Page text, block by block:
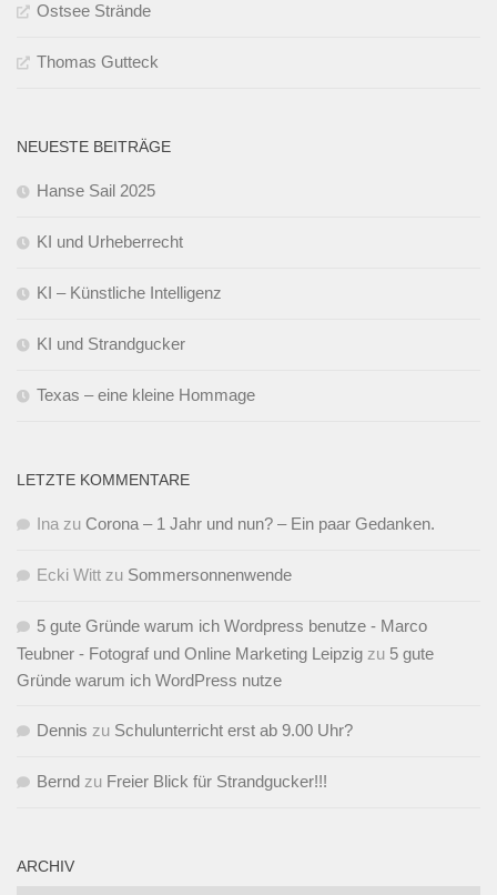
Ostsee Strände
Thomas Gutteck
NEUESTE BEITRÄGE
Hanse Sail 2025
KI und Urheberrecht
KI – Künstliche Intelligenz
KI und Strandgucker
Texas – eine kleine Hommage
LETZTE KOMMENTARE
Ina zu Corona – 1 Jahr und nun? – Ein paar Gedanken.
Ecki Witt zu Sommersonnenwende
5 gute Gründe warum ich Wordpress benutze - Marco
Teubner - Fotograf und Online Marketing Leipzig zu 5 gute
Gründe warum ich WordPress nutze
Dennis zu Schulunterricht erst ab 9.00 Uhr?
Bernd zu Freier Blick für Strandgucker!!!
ARCHIV